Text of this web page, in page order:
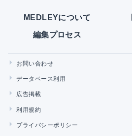
MEDLEYについて
編集プロセス
お問い合わせ
データベース利用
広告掲載
利用規約
プライバシーポリシー